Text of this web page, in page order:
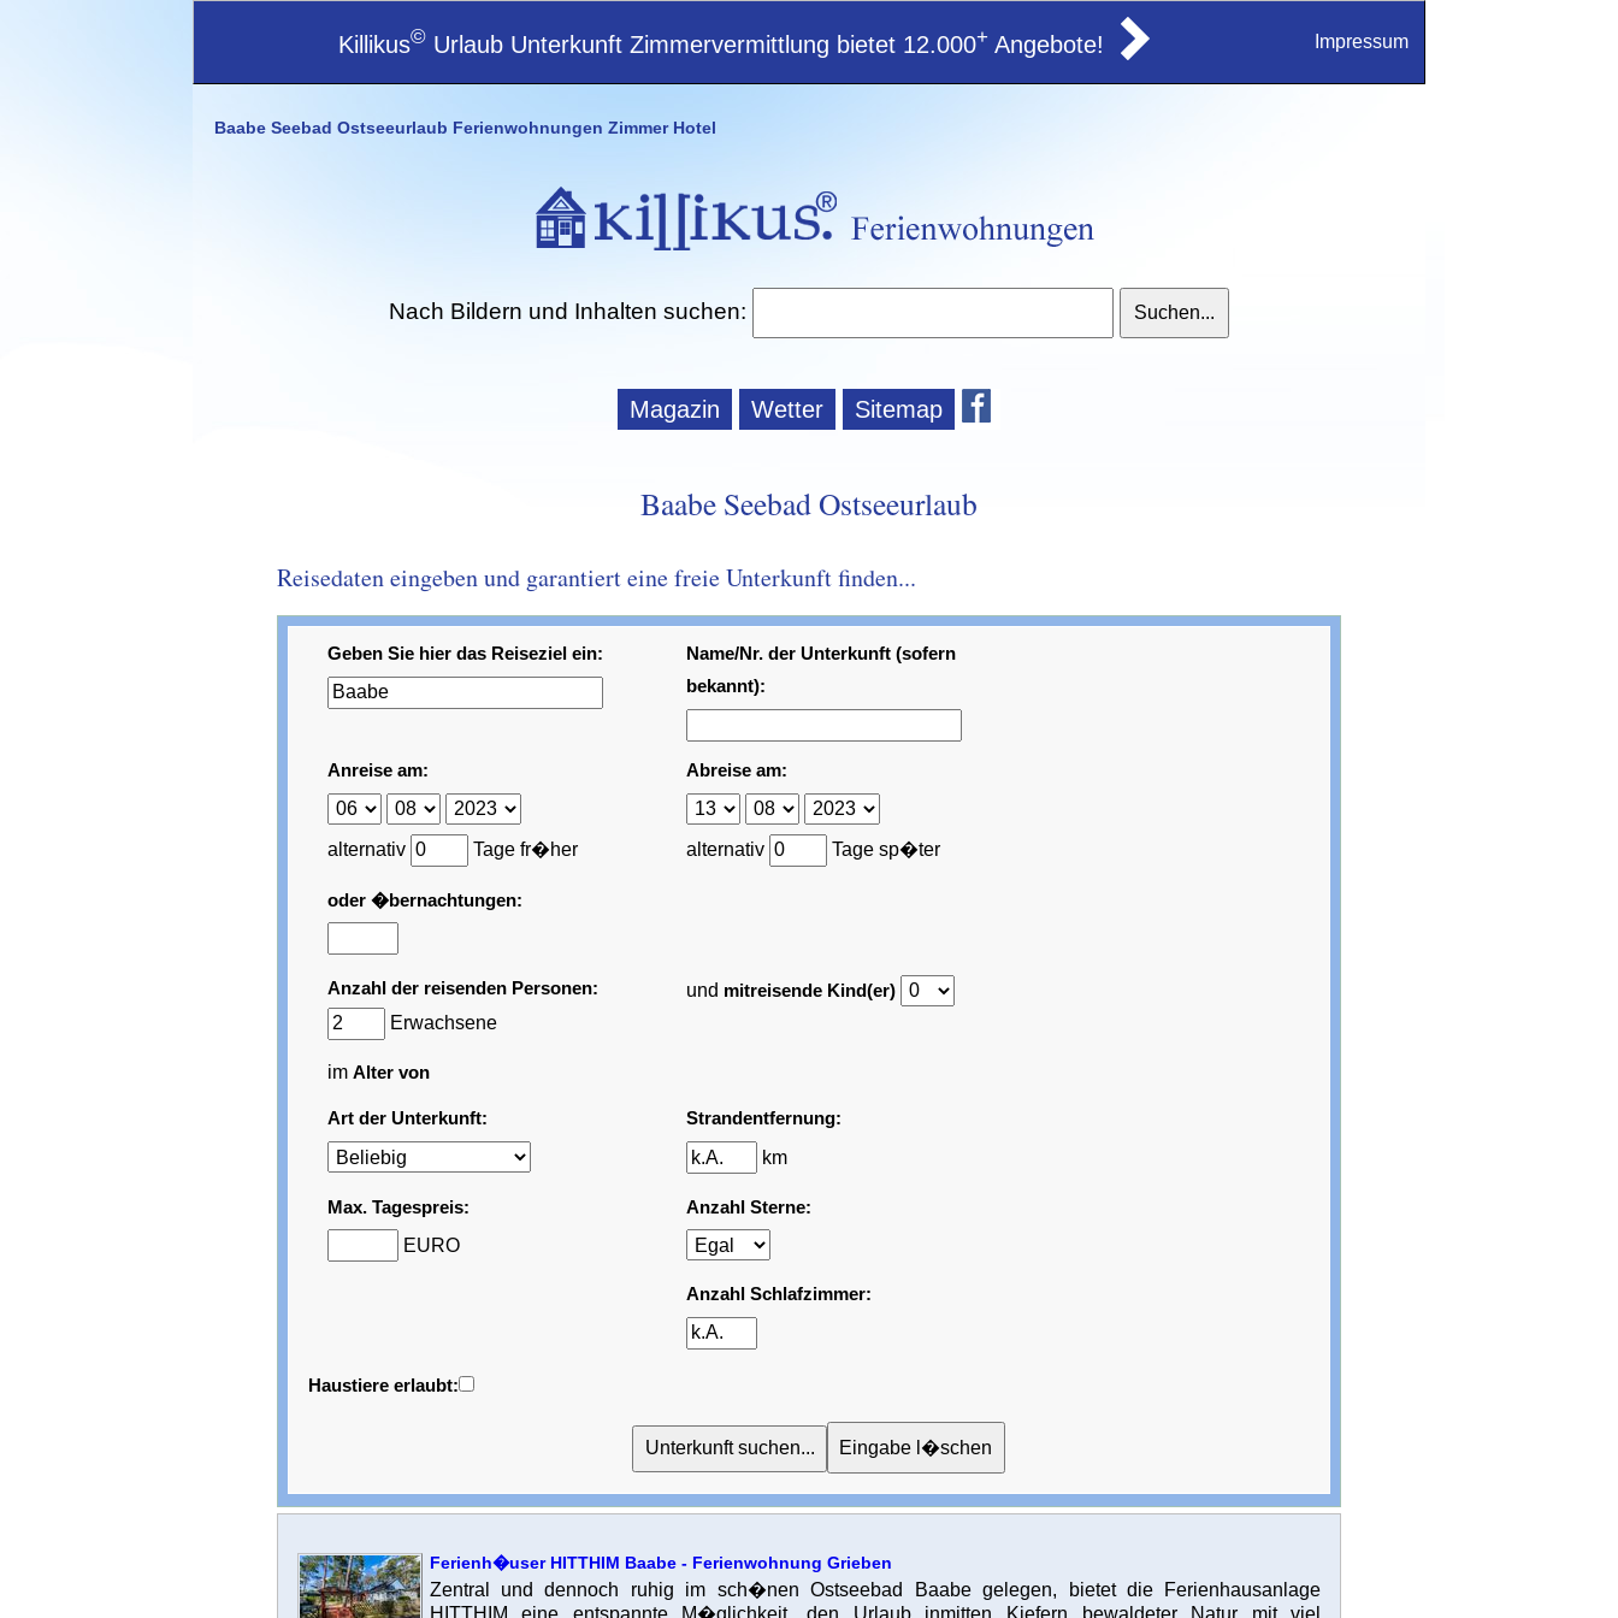
Killikus© Urlaub Unterkunft Zimmervermittlung bietet 12.000+ Angebote! Impressum
Baabe Seebad Ostseeurlaub Ferienwohnungen Zimmer Hotel
Nach Bildern und Inhalten suchen:
Magazin Wetter Sitemap
Baabe Seebad Ostseeurlaub
Reisedaten eingeben und garantiert eine freie Unterkunft finden...
Geben Sie hier das Reiseziel ein:
Name/Nr. der Unterkunft (sofern
bekannt):
Anreise am:
alternativ Tage fr�her
Abreise am:
alternativ Tage sp�ter
oder �bernachtungen:
Anzahl der reisenden Personen:
Erwachsene
und mitreisende Kind(er)
im Alter von
Art der Unterkunft:
Strandentfernung:
km
Max. Tagespreis:
EURO
Anzahl Sterne:
Anzahl Schlafzimmer:
Haustiere erlaubt:
Ferienh�user HITTHIM Baabe - Ferienwohnung Grieben
Zentral und dennoch ruhig im sch�nen Ostseebad Baabe gelegen, bietet die Ferienhausanlage
HITTHIM eine entspannte M�glichkeit, den Urlaub inmitten Kiefern bewaldeter Natur mit viel